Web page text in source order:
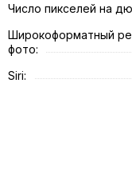
Число пикселей на
Широкоформатный
фото:
Siri: